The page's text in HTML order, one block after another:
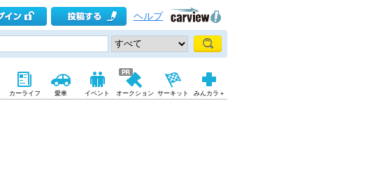
ヘルプ
カーライフ 愛車 イベント オークション サーキット みんカラ＋